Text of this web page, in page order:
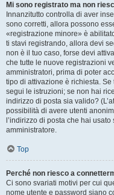
Mi sono registrato ma non
Innanzitutto controlla di aver
sono corretti, allora possono
«registrazione minore» è
ti stavi registrando, allora devi
non è il tuo caso, forse devi
che tutte le nuove registrazioni
amministratori, prima di poter
tipo di attivazione è richiesta.
segui le istruzioni; se non hai
indirizzo di posta sia valido?
possibilità di avere utenti
l’indirizzo di posta che hai
amministratore.
Top
Perché non riesco a
Ci sono svariati motivi per cui
nome utente e password siano